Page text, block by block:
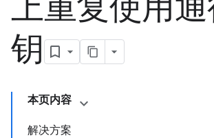
钥
本页内容
解决方案